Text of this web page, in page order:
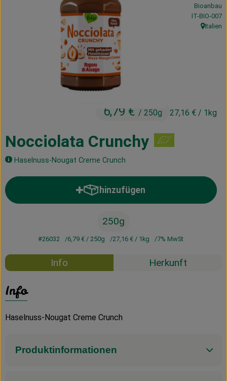
Vorratskammer
Haus, Garten & Co.
Lieferservice
Neues vom Hof
Blog
Nocciolata Crunchy
Haselnuss-Nougat Creme Crunch
6,79 € / 250g 27,16 € / 1kg
Bioanbau
,IT-BIO-007
,
Italien
hinzufügen
Produkt zum Warenkorb
250g
#26032 6,79 €/ 250g 27,16 €/ 1kg 7% MwSt
Info Herkunft
Info
Haselnuss-Nougat Creme Crunch
Produktinformationen